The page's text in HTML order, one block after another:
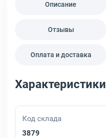
Описание
Отзывы
Оплата и доставка
Характеристики
Код склада
3879